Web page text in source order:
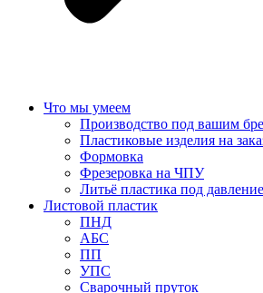
Что мы умеем
Производство под вашим
Пластиковые изделия на
Формовка
Фрезеровка на ЧПУ
Литьё пластика под
Листовой пластик
ПНД
АБС
ПП
УПС
Сварочный пруток